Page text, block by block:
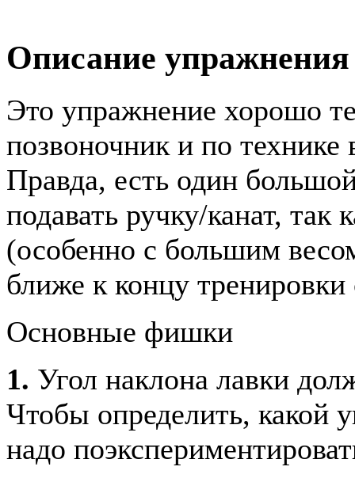
Описание упражнения
Это упражнение хорошо
позвоночник и по
Правда, есть один
подавать ручку/канат, так
(особенно с большим
ближе к концу
Основные фишки
1. Угол наклона лавки
Чтобы определить, какой
надо